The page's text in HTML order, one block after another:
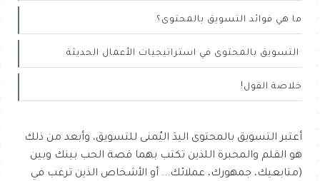
ما هي فوائد التسويق بالمحتوى؟
التسويق بالمحتوى في استراتيجيات الأعمال الحديثة
خلاصة القول!
أعتبر التسويق بالمحتوى اليدَ اليُمنى للتسويق، وأبعد من ذلك
هو القلم والمحبرة اللذين تكتب بهما قصة الحب بينك وبين
(متابعيك، جمهورك، عملائك... أو الأشخاص الذين ترغب في